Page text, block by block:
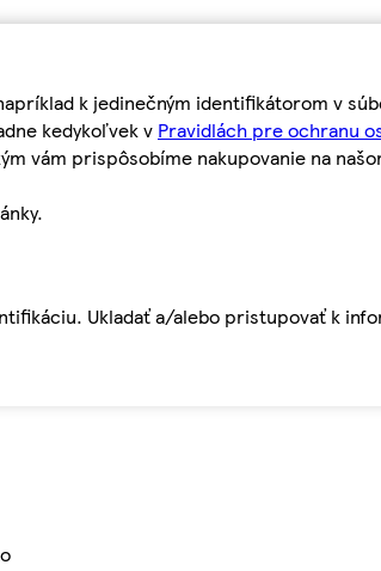
k jedinečným identifikátorom v
kedykoľvek v Pravidlách pre ochranu
vám prispôsobíme nakupovanie na
Ukladať a/alebo pristupovať k